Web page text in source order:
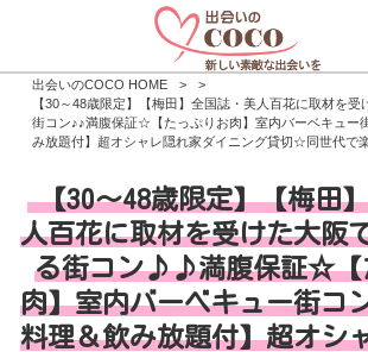
出会いのCOCO HOME >
>
【30～48歳限定】【梅田】全国誌・美人百花に取材を受
街コン♪♪満腹保証☆【たっぷりお肉】室内バーベキュー
み放題付】超オシャレ隠れ家ダイニング貸切☆同世代で
【30～48歳限定】【梅田
人百花に取材を受けた大阪
る街コン♪♪満腹保証☆【
肉】室内バーベキュー街コ
料理＆飲み放題付】超オシ